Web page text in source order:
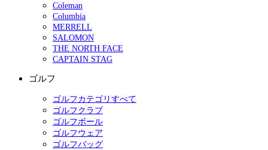
Coleman
Columbia
MERRELL
SALOMON
THE NORTH FACE
CAPTAIN STAG
ゴルフ
ゴルフカテゴリすべて
ゴルフクラブ
ゴルフボール
ゴルフウェア
ゴルフバッグ